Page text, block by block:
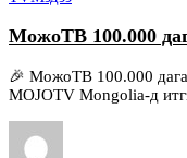
МожоТВ 100.000
🎉 МожоТВ 100.000
MOJOTV Mongolia-д